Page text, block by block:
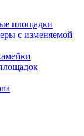
площадки
с изменяемой